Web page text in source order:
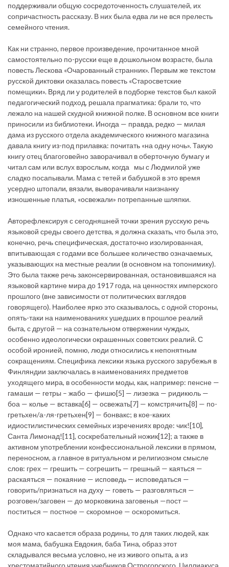
поддерживали общую сосредоточенность слушателей, их
сопричастность рассказу. В них была едва ли не вся прелесть
семейного чтения.
Как ни странно, первое произведение, прочитанное мной
самостоятельно по-русски еще в дошкольном возрасте, была
повесть Лескова «Очарованный странник». Первым же текстом
русской диктовки оказалась повесть «Старосветские
помещики». Вряд ли у родителей в подборке текстов был какой
педагогический подход, решала прагматика: брали то, что
лежало на нашей скудной книжной полке. В основном все книги
приносили из библиотеки. Иногда — правда, редко — милая
дама из русского отдела академического книжного магазина
давала книгу из-под прилавка: почитать «на одну ночь». Такую
книгу отец благоговейно заворачивал в оберточную бумагу и
читал сам или вслух взрослым, когда мы с Людмилой уже
сладко посапывали. Мама с тетей и бабушкой в это время
усердно штопали, вязали, выворачивали наизнанку
изношенные платья, «освежали» потрепанные шляпки.
Авторефлексируя с сегодняшней точки зрения русскую речь
языковой среды своего детства, я должна сказать, что была это,
конечно, речь специфическая, достаточно изолированная,
впитывающая с годами все большее количество означаемых,
указывающих на местные реалии (в основном на топонимику).
Это была также речь законсервированная, остановившаяся на
языковой картине мира до 1917 года, на ценностях имперского
прошлого (вне зависимости от политических взглядов
говорящего). Наиболее ярко это сказывалось, с одной стороны,
опять-таки на наименованиях ушедших в прошлое реалий
быта, с другой — на сознательном отвержении чуждых,
особенно идеологически окрашенных советских реалий. С
особой иронией, помню, люди относились к непонятным
сокращениям. Специфика лексики языка русского зарубежья в
Финляндии заключалась в наименованиях предметов
уходящего мира, в особенности моды, как, например: пенсне —
гамаши — гетры – жабо — фишю[5] — лизезка — ридикюль —
боа — колье — вставка[6] — освежать[7] — комстрячить[8] — по-
гретьхен/а-ля-гретьхен[9] — бонвакс; в кое-каких
идиостилистических семейных изречениях вроде: чик![10],
Санта Лимонад![11], соскребательный ножик[12]; а также в
активном употреблении конфессиональной лексики в прямом,
переносном, а главное в ритуальном и религиозном смысле
слов: грех — грешить — согрешить — грешный — каяться —
раскаяться — покаяние — исповедь — исповедаться —
говорить/признаться на духу — говеть — разговляться —
розговен/заговен — до морковкина заговенья —пост —
поститься — постное — скоромное — оскоромиться.
Однако что касается образа родины, то для таких людей, как
моя мама, бабушка Евдокия, баба Тина, образ этот
складывался весьма условно, не из живого опыта, а из
хрестоматийного чтения учебников Острогорского, Циллиакуса